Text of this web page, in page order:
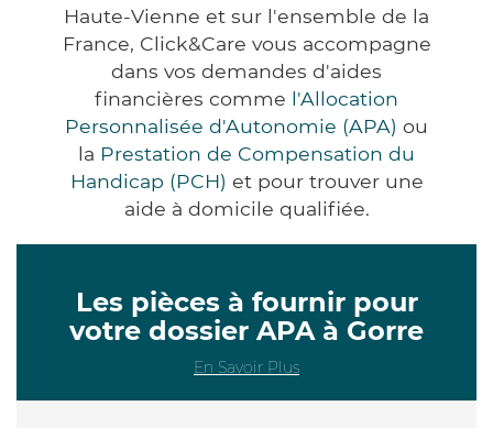
Haute-Vienne et sur l'ensemble de la
France, Click&Care vous accompagne
dans vos demandes d'aides
financières comme l'Allocation
Personnalisée d'Autonomie (APA) ou
la Prestation de Compensation du
Handicap (PCH) et pour trouver une
aide à domicile qualifiée.
Les pièces à fournir pour
votre dossier APA à Gorre
En Savoir Plus